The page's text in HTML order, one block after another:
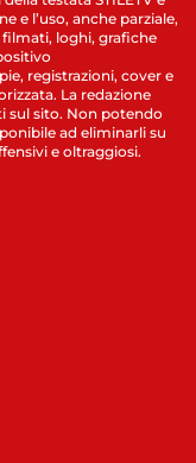
e l’uso, anche parziale,
loghi, grafiche
registrazioni, cover e
La redazione
sul sito. Non potendo
ad eliminarli su
e oltraggiosi.